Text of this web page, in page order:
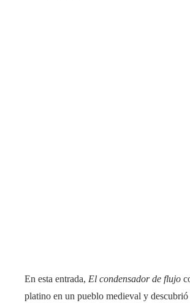
En esta entrada, El condensador de flujo
platino en un pueblo medieval y descubrió